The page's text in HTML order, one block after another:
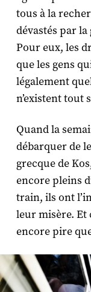
tous à la
dévastés par
Pour eux, les
que les gens
légalement
n’existent tout
Quand la
débarquer de
grecque de
encore pleins
train, ils ont
leur misère. Et
encore pire